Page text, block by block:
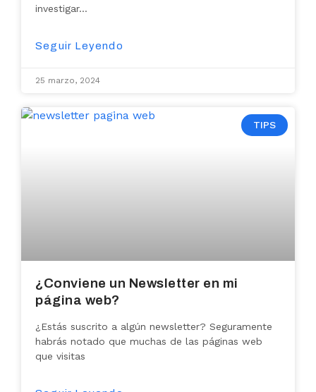
investigar…
Seguir Leyendo
25 marzo, 2024
TIPS
¿Conviene un Newsletter en mi
página web?
¿Estás suscrito a algún newsletter? Seguramente
habrás notado que muchas de las páginas web
que visitas